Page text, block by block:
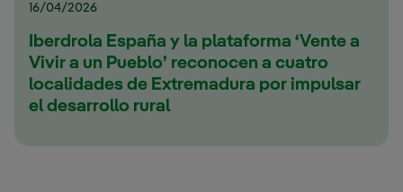
16/04/2026
Iberdrola España y la plataforma ‘Vente a
Vivir a un Pueblo’ reconocen a cuatro
localidades de Extremadura por impulsar
el desarrollo rural